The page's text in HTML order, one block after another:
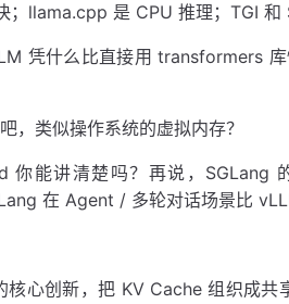
；llama.cpp 是 CPU 推理；TGI 和
凭什么比直接用 transformers 库
，类似操作系统的虚拟内存？
能讲清楚吗？再说，SGLang
在 Agent / 多轮对话场景比
心创新，把 KV Cache 组织成共